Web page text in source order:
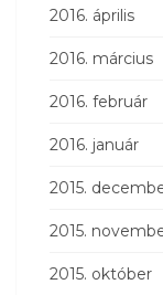
2016. április
2016. március
2016. február
2016. január
2015.
2015.
2015. október